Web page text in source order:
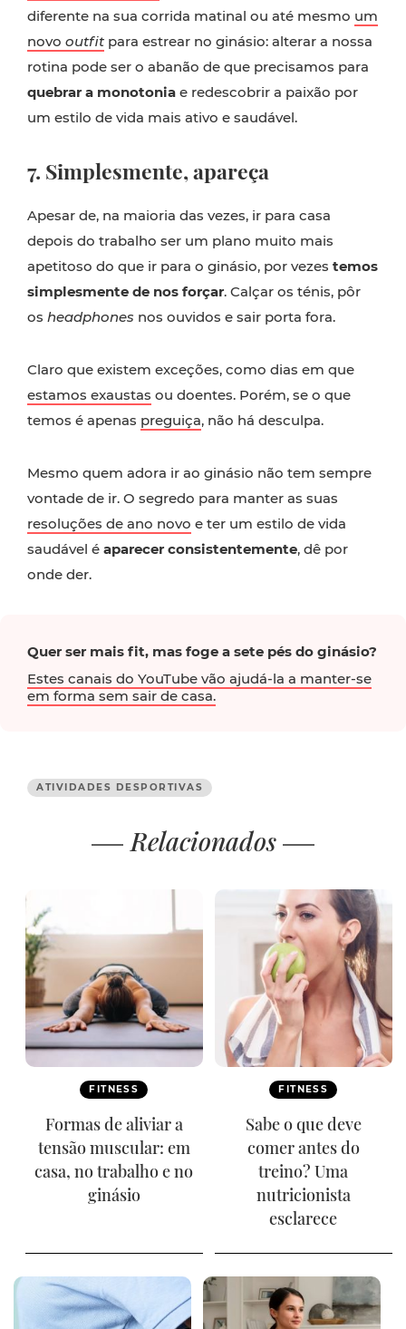
diferente na sua corrida matinal ou até mesmo um
novo outfit para estrear no ginásio: alterar a nossa
rotina pode ser o abanão de que precisamos para
quebrar a monotonia e redescobrir a paixão por
um estilo de vida mais ativo e saudável.
7. Simplesmente, apareça
Apesar de, na maioria das vezes, ir para casa
depois do trabalho ser um plano muito mais
apetitoso do que ir para o ginásio, por vezes temos
simplesmente de nos forçar. Calçar os ténis, pôr
os headphones nos ouvidos e sair porta fora.
Claro que existem exceções, como dias em que
estamos exaustas ou doentes. Porém, se o que
temos é apenas preguiça, não há desculpa.
Mesmo quem adora ir ao ginásio não tem sempre
vontade de ir. O segredo para manter as suas
resoluções de ano novo e ter um estilo de vida
saudável é aparecer consistentemente, dê por
onde der.
Quer ser mais fit, mas foge a sete pés do ginásio?
Estes canais do YouTube vão ajudá-la a manter-se
em forma sem sair de casa.
ATIVIDADES DESPORTIVAS
Relacionados
FITNESS
Formas de aliviar a
tensão muscular: em
casa, no trabalho e no
ginásio
FITNESS
Sabe o que deve
comer antes do
treino? Uma
nutricionista
esclarece